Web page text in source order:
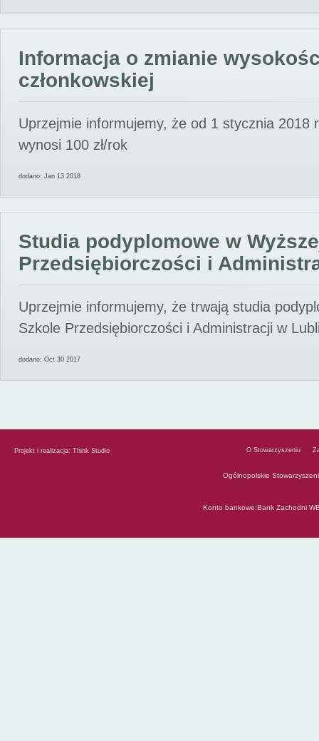
Informacja o zmianie
członkowskiej
Uprzejmie informujemy, że od 1 stycznia 2018
wynosi 100 zł/rok
dodano: Jan 13 2018
Studia podyplomowe w
Przedsiębiorczości i
Uprzejmie informujemy, że trwają studia
Szkole Przedsiębiorczości i Administracji w
dodano: Oct 30 2017
Projekt i realizacja: Think Studio O Stowarzyszeniu
Ogólnopolskie
Konto bankowe:Bank Zachodni